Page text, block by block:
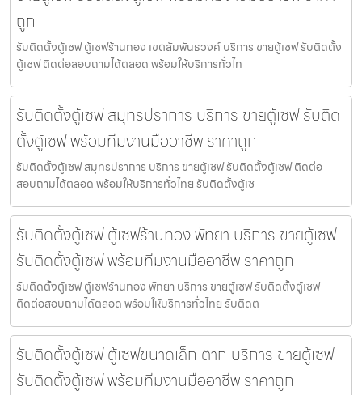
ถูก
รับติดตั้งตู้เซฟ ตู้เซฟร้านทอง เขตสัมพันธวงศ์ บริการ ขายตู้เซฟ รับติดตั้ง
ตู้เซฟ ติดต่อสอบถามได้ตลอด พร้อมให้บริการทั่วไท
รับติดตั้งตู้เซฟ สมุทรปราการ บริการ ขายตู้เซฟ รับติด
ตั้งตู้เซฟ พร้อมทีมงานมืออาชีพ ราคาถูก
รับติดตั้งตู้เซฟ สมุทรปราการ บริการ ขายตู้เซฟ รับติดตั้งตู้เซฟ ติดต่อ
สอบถามได้ตลอด พร้อมให้บริการทั่วไทย รับติดตั้งตู้เซ
รับติดตั้งตู้เซฟ ตู้เซฟร้านทอง พัทยา บริการ ขายตู้เซฟ
รับติดตั้งตู้เซฟ พร้อมทีมงานมืออาชีพ ราคาถูก
รับติดตั้งตู้เซฟ ตู้เซฟร้านทอง พัทยา บริการ ขายตู้เซฟ รับติดตั้งตู้เซฟ
ติดต่อสอบถามได้ตลอด พร้อมให้บริการทั่วไทย รับติดต
รับติดตั้งตู้เซฟ ตู้เซฟขนาดเล็ก ตาก บริการ ขายตู้เซฟ
รับติดตั้งตู้เซฟ พร้อมทีมงานมืออาชีพ ราคาถูก